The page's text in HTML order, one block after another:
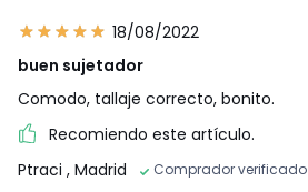
18/08/2022
buen sujetador
Comodo, tallaje correcto, bonito.
Recomiendo este artículo.
Ptraci , Madrid Comprador verificado